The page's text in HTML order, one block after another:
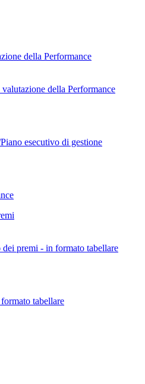
della Performance
della Performance
esecutivo di gestione
premi - in formato tabellare
tabellare